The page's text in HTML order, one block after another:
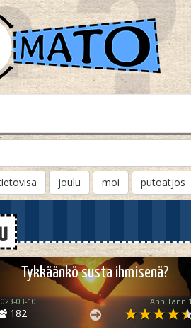
joulu moi putoatjos
Tykkäänkö susta ihmisenä?
182
03-10 AnniTanni1